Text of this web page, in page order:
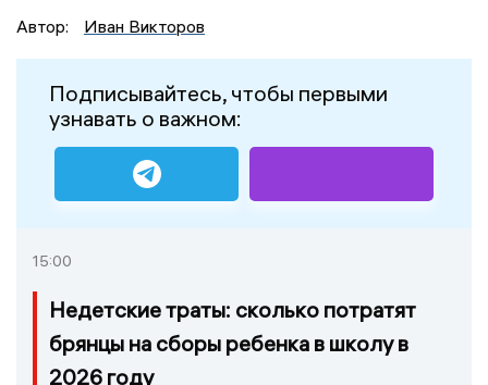
Автор:
Иван Викторов
Подписывайтесь, чтобы первыми
узнавать о важном:
15:00
Недетские траты: сколько потратят
брянцы на сборы ребенка в школу в
2026 году